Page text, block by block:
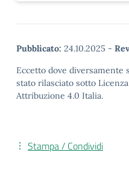
Pubblicato: 24.10.2025 -
Eccetto dove diversamente
stato rilasciato sotto
Attribuzione 4.0 Italia.
Stampa / Condividi